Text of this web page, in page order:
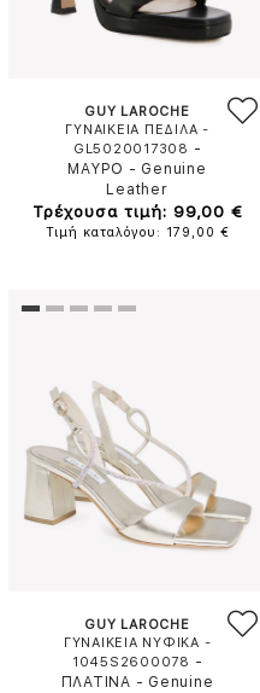
GUY LAROCHE
ΓΥΝΑΙΚΕΙΑ ΠΕΔΙΛΑ -
GL5020017308 -
ΜΑΥΡΟ - Genuine
Leather
Τρέχουσα τιμή: 99,00 €
Τιμή καταλόγου: 179,00 €
GUY LAROCHE
ΓΥΝΑΙΚΕΙΑ ΝΥΦΙΚΑ -
1045S2600078 -
ΠΛΑΤΙΝΑ - Genuine